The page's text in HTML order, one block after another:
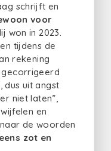
schrijft en
voor
won in 2023.
tijdens de
rekening
dus uit angst
niet laten”,
en
de woorden
zot en